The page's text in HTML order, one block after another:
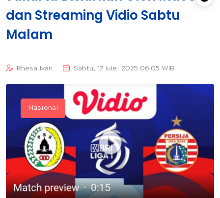
dan Streaming Vidio Sabtu
Malam
Rhesa Ivan Sabtu, 17 Mei 2025 06:05 WIB
Nasional